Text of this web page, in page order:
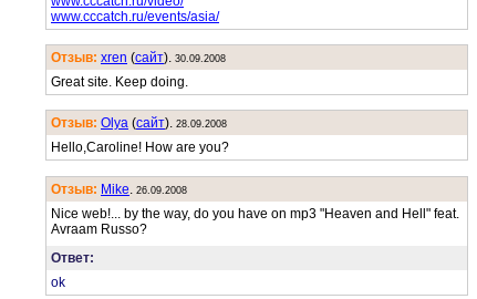
www.cccatch.ru/events/asia/
Отзыв: xren (cайт). 30.09.2008
Great site. Keep doing.
Отзыв: Olya (cайт). 28.09.2008
Hello,Caroline! How are you?
Отзыв: Mike 26.09.2008
Nice web!... by the way, do you have on mp3 "Heaven and Hell" feat.
Avraam Russo?
Ответ:
ok